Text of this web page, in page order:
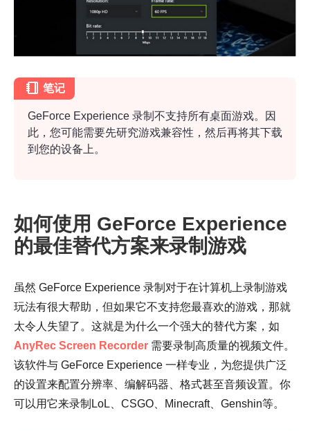
第2步。
笔记
GeForce Experience 录制不支持所有桌面游戏。因
此，您可能需要先研究游戏兼容性，然后再将其下载
到您的设备上。
如何使用 GeForce Experience
的最佳替代方案来录制游戏
虽然 GeForce Experience 录制对于在计算机上录制游戏
玩法有很大帮助，但如果它不支持您最喜欢的游戏，那就
太令人失望了。这就是为什么一个强大的替代方案，如
AnyRec Screen Recorder 需要录制高质量的视频文件。
该软件与 GeForce Experience 一样专业，为您提供广泛
的设置来配置分辨率、编解码器、格式甚至音频设置。你
可以用它来录制LoL、CSGO、Minecraft、Genshin等。